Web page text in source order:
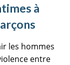
à
les hommes
entre